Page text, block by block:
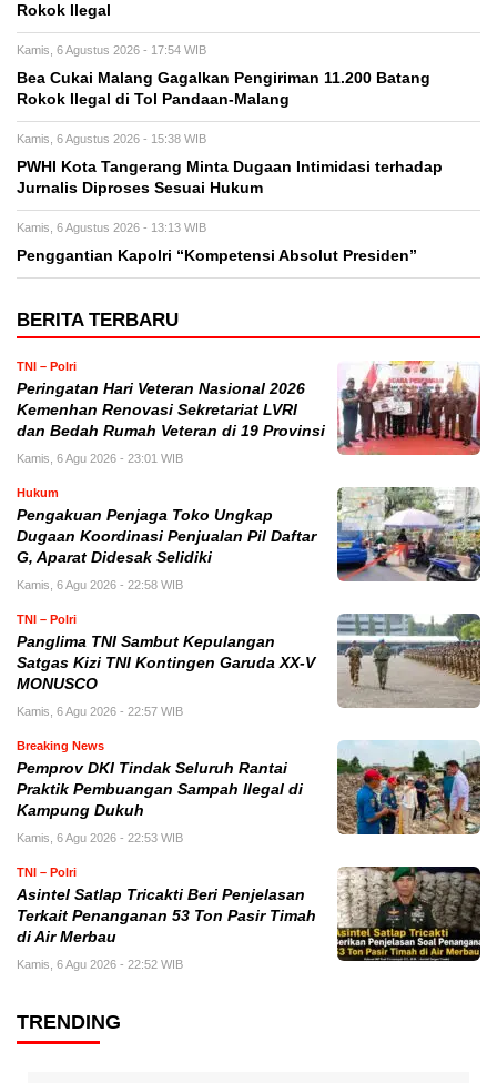
Rokok Ilegal
Kamis, 6 Agustus 2026 - 17:54 WIB
Bea Cukai Malang Gagalkan Pengiriman 11.200 Batang
Rokok Ilegal di Tol Pandaan-Malang
Kamis, 6 Agustus 2026 - 15:38 WIB
PWHI Kota Tangerang Minta Dugaan Intimidasi terhadap
Jurnalis Diproses Sesuai Hukum
Kamis, 6 Agustus 2026 - 13:13 WIB
Penggantian Kapolri “Kompetensi Absolut Presiden”
BERITA TERBARU
TNI – Polri
Peringatan Hari Veteran Nasional 2026
Kemenhan Renovasi Sekretariat LVRI
dan Bedah Rumah Veteran di 19 Provinsi
Kamis, 6 Agu 2026 - 23:01 WIB
Hukum
Pengakuan Penjaga Toko Ungkap
Dugaan Koordinasi Penjualan Pil Daftar
G, Aparat Didesak Selidiki
Kamis, 6 Agu 2026 - 22:58 WIB
TNI – Polri
Panglima TNI Sambut Kepulangan
Satgas Kizi TNI Kontingen Garuda XX-V
MONUSCO
Kamis, 6 Agu 2026 - 22:57 WIB
Breaking News
Pemprov DKI Tindak Seluruh Rantai
Praktik Pembuangan Sampah Ilegal di
Kampung Dukuh
Kamis, 6 Agu 2026 - 22:53 WIB
TNI – Polri
Asintel Satlap Tricakti Beri Penjelasan
Terkait Penanganan 53 Ton Pasir Timah
di Air Merbau
Kamis, 6 Agu 2026 - 22:52 WIB
TRENDING